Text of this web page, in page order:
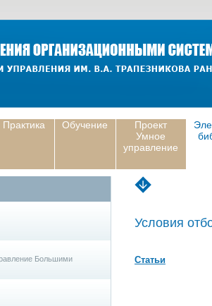
Практика Обучение
Проект
Умное
управление
Большими
Условия
Статьи